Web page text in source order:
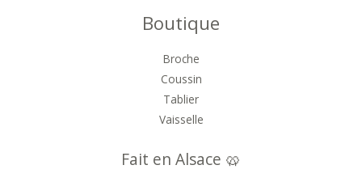
Boutique
Broche
Coussin
Tablier
Vaisselle
Fait en Alsace 🥨